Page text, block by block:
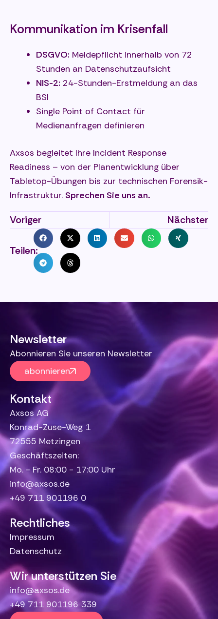
Kommunikation im Krisenfall
DSGVO: Meldepflicht innerhalb von 72
Stunden an Datenschutzaufsicht
NIS-2: 24-Stunden-Erstmeldung an das
BSI
Single Point of Contact für
Medienanfragen definieren
Axsos begleitet Ihre Incident Response
Readiness – von der Planentwicklung über
Tabletop-Übungen bis zur technischen Forensik-
Infrastruktur. Sprechen Sie uns an.
Voriger Nächster
Teilen:
Newsletter
Abonnieren Sie unseren Newsletter
abonnieren
Kontakt
Axsos AG
Konrad-Zuse-Weg 1
72555 Metzingen
Geschäftszeiten:
Mo. - Fr. 08:00 - 17:00 Uhr
info@axsos.de
+49 711 901196 0
Rechtliches
Impressum
Datenschutz
Wir unterstützen Sie
info@axsos.de
+49 711 901196 339